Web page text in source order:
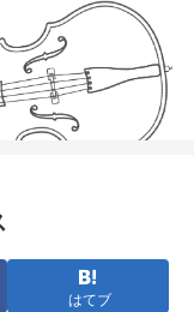
はてブ